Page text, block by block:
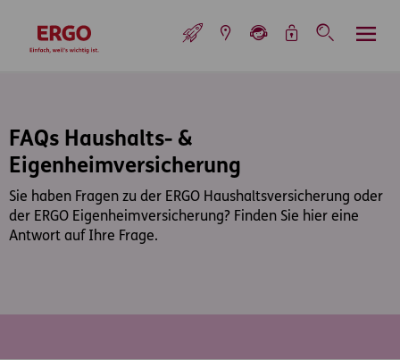
zur Startseite
FAQs Haushalts- &
Eigenheimversicherung
Sie haben Fragen zu der ERGO Haushaltsversicherung oder
der ERGO Eigenheimversicherung? Finden Sie hier eine
Antwort auf Ihre Frage.